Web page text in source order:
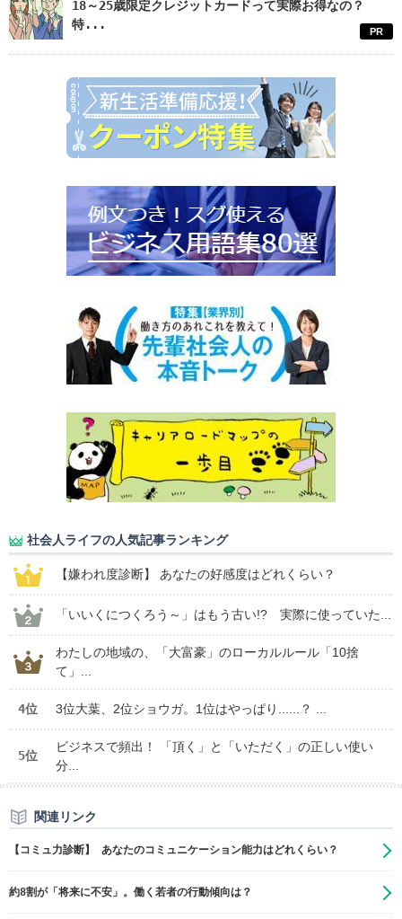
18～25歳限定クレジットカードって実際お得なの？
特...
PR
社会人ライフの人気記事ランキング
【嫌われ度診断】 あなたの好感度はどれくらい？
「いいくにつくろう～」はもう古い!? 実際に使っていた...
わたしの地域の、「大富豪」のローカルルール「10捨
て」...
4位 3位大葉、2位ショウガ。1位はやっぱり......？ ...
5位
ビジネスで頻出！ 「頂く」と「いただく」の正しい使い
分...
関連リンク
【コミュ力診断】 あなたのコミュニケーション能力はどれくらい？
約8割が「将来に不安」。働く若者の行動傾向は？